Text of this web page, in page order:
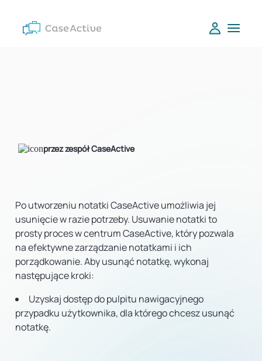
przez zespół CaseActive
Po utworzeniu notatki CaseActive umożliwia jej
usunięcie w razie potrzeby. Usuwanie notatki to
prosty proces w centrum CaseActive, który pozwala
na efektywne zarządzanie notatkami i ich
porządkowanie. Aby usunąć notatkę, wykonaj
następujące kroki:
Uzyskaj dostęp do pulpitu nawigacyjnego
przypadku użytkownika, dla którego chcesz usunąć
notatkę.